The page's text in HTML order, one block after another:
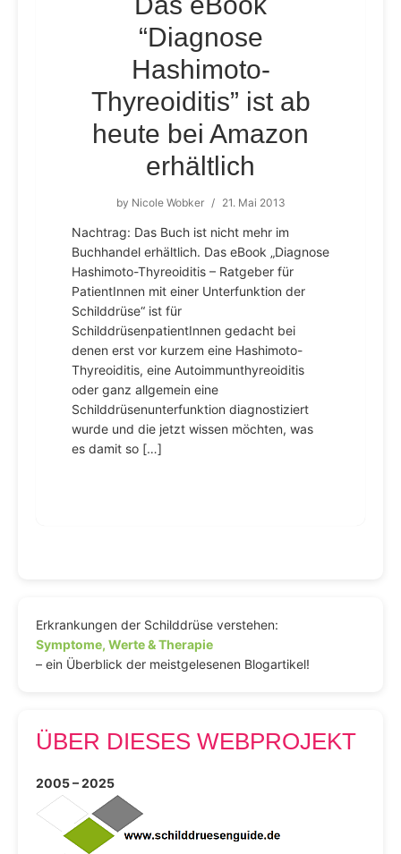
“Diagnose
Hashimoto-
Thyreoiditis” ist ab
heute bei Amazon
erhältlich
by Nicole Wobker / 21. Mai 2013
Nachtrag: Das Buch ist nicht mehr im
Buchhandel erhältlich. Das eBook „Diagnose
Hashimoto-Thyreoiditis – Ratgeber für
PatientInnen mit einer Unterfunktion der
Schilddrüse“ ist für
SchilddrüsenpatientInnen gedacht bei
denen erst vor kurzem eine Hashimoto-
Thyreoiditis, eine Autoimmunthyreoiditis
oder ganz allgemein eine
Schilddrüsenunterfunktion diagnostiziert
wurde und die jetzt wissen möchten, was
es damit so […]
Erkrankungen der Schilddrüse verstehen:
Symptome, Werte & Therapie
– ein Überblick der meistgelesenen Blogartikel!
ÜBER DIESES WEBPROJEKT
2005 – 2025